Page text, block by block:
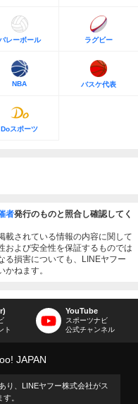
レーボール ラグビー
NBA バスケ代表
Doスポーツ
者発行のものと照合し確認してく
載されている情報の内容に関して
および安全性を保証するものでは
る損害についても、LINEヤフー
ねます。
ト
YouTube
スポーツナビ
公式チャンネル
JAPAN
り、LINEヤフー株式会社がス
。